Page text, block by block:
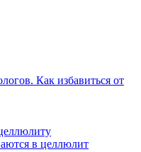
Как избавиться от
в целлюлит